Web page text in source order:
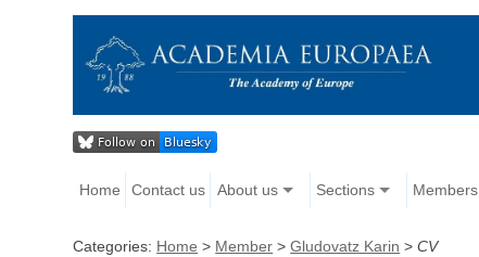
Home Contact us About us Sections Members
Categories: Home > Member >Gludovatz Karin >CV